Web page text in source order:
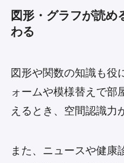
図形・グラフが読め
わる
図形や関数の知識も役
ォームや模様替えで部
えるとき、空間認識力
また、ニュースや健康